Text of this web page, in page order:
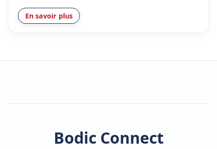
En savoir plus
Bodic Connect